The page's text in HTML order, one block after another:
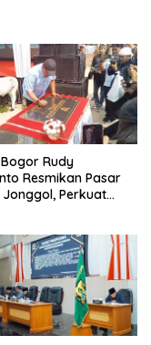
Rudy
Resmikan Pasar
Jonggol, Perkuat